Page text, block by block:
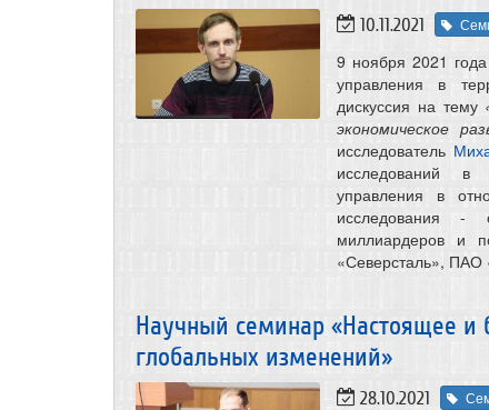
10.11.2021
9 ноября 2021
управления в
дискуссия на тему
экономическое
исследователь
исследований в
управления в
исследования ‑
миллиардеров и
«Северсталь»,
Научный семинар «Настоящее и
глобальных изменений»
28.10.2021